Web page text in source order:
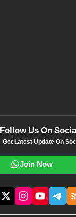
Follow Us On
Get Latest Update On
Join Now